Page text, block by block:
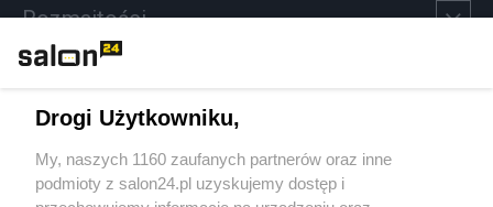
Rozmaitości
Sport
Społeczeństwo
Drogi Użytkowniku,
My, naszych 1160 zaufanych partnerów oraz inne
podmioty z salon24.pl uzyskujemy dostęp i